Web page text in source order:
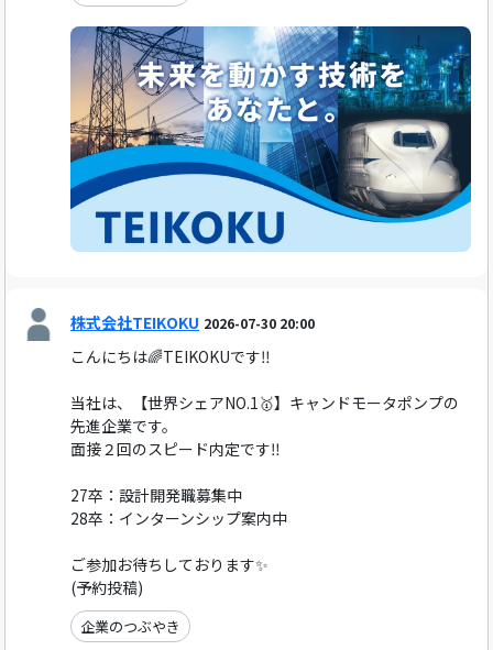
株式会社TEIKOKU 2026-07-30 20:00
こんにちは🌈TEIKOKUです‼️
当社は、【世界シェアNO.1🥇】キャンドモータポンプの
先進企業です。
面接２回のスピード内定です‼️
27卒：設計開発職募集中
28卒：インターンシップ案内中
ご参加お待ちしております✨
(予約投稿)
企業のつぶやき